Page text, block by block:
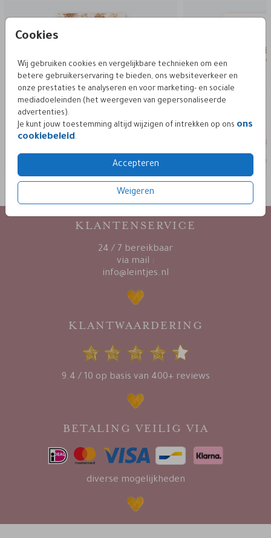
Cookies
Wij gebruiken cookies en vergelijkbare technieken om een
betere gebruikerservaring te bieden, ons websiteverkeer en
onze prestaties te analyseren en voor marketing- en sociale
mediadoeleinden (het weergeven van gepersonaliseerde
advertenties).
Je kunt jouw toestemming altijd wijzigen of intrekken op ons ons
cookiebeleid.
Accepteren
Weigeren
KLANTENSERVICE
24 / 7 bereikbaar
via mail :
info@leintjes.nl
KLANTWAARDERING
9.4 / 10 op basis van 400+ reviews
BETALING VEILIG VIA
diverse mogelijkheden